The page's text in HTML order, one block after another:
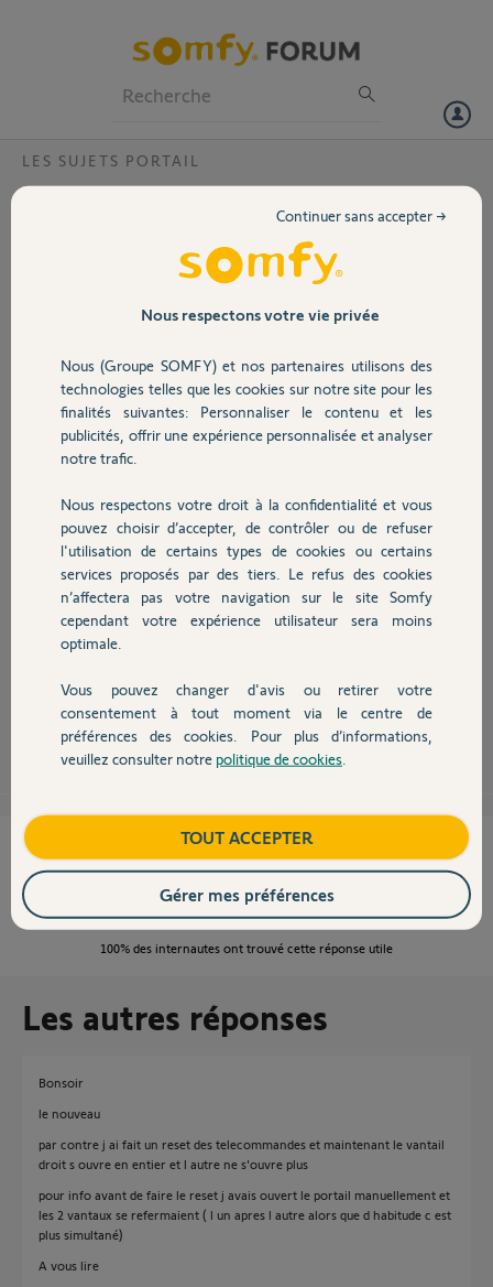
Volet
Sécurité
Domotique
Chauffage
Autres produits
Devis avec un pro
Contact
LES SUJETS PORTAIL
Evovia 400 un vantail s ouvre position
En ouvrant mon portain battant avec telecommande
1 touche sur le bouton1 le vantail s ouvre en pieton
1 seconde touche le meme vantail s ouvre entierement
fermant plus
sebastien C.
il y a plus de 8 ans
Bonjour,
de quel boitier disposez vous: nouvelle génération ?
https://boutique.somfy.fr/boitier-electronique-rts-pour-e...
Sylvain C. il y a plus de 8 ans
Cette réponse vous a-t-elle aidé ?
NON OUI
100% des internautes ont trouvé cette réponse utile
Les autres réponses
Bonsoir
le nouveau
par contre j ai fait un reset des telecommandes et maintenant le vantail
droit s ouvre en entier et l autre ne s'ouvre plus
pour info avant de faire le reset j avais ouvert le portail manuellement et
les 2 vantaux se refermaient ( l un apres l autre alors que d habitude c est
plus simultané)
A vous lire
Nous respectons votre vie privée
Nous (Groupe SOMFY) et nos partenaires utilisons des
technologies telles que les cookies sur notre site pour les
finalités suivantes: Personnaliser le contenu et les
publicités, offrir une expérience personnalisée et analyser
notre trafic.
Nous respectons votre droit à la confidentialité et vous
pouvez choisir d’accepter, de contrôler ou de refuser
l'utilisation de certains types de cookies ou certains
services proposés par des tiers. Le refus des cookies
n’affectera pas votre navigation sur le site Somfy
cependant votre expérience utilisateur sera moins
optimale.
Vous pouvez changer d'avis ou retirer votre
consentement à tout moment via le centre de
préférences des cookies. Pour plus d’informations,
veuillez consulter notre politique de cookies
Continuer sans accepter →
TOUT ACCEPTER
Gérer mes préférences